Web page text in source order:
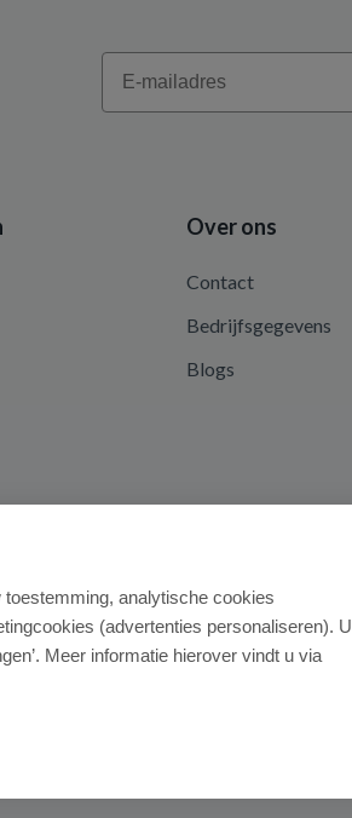
Email
Over ons
Contact
Bedrijfsgegevens
Blogs
analytische cookies
(advertenties personaliseren). U
Meer informatie hierover vindt u via